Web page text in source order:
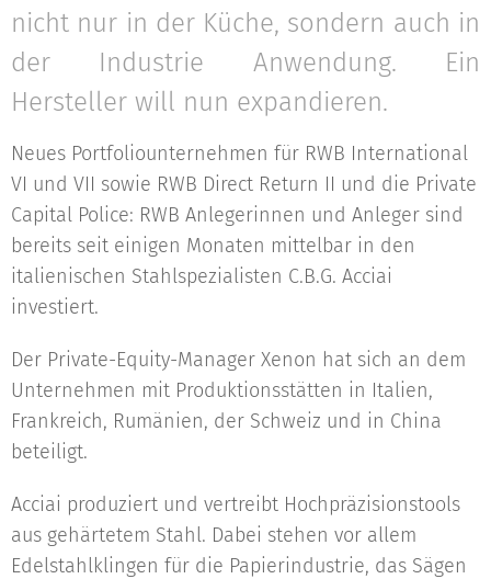
nicht nur in der Küche, sondern auch in
der Industrie Anwendung. Ein
Hersteller will nun expandieren.
Neues Portfoliounternehmen für RWB International
VI und VII sowie RWB Direct Return II und die Private
Capital Police: RWB Anlegerinnen und Anleger sind
bereits seit einigen Monaten mittelbar in den
italienischen Stahlspezialisten C.B.G. Acciai
investiert.
Der Private-Equity-Manager Xenon hat sich an dem
Unternehmen mit Produktionsstätten in Italien,
Frankreich, Rumänien, der Schweiz und in China
beteiligt.
Acciai produziert und vertreibt Hochpräzisionstools
aus gehärtetem Stahl. Dabei stehen vor allem
Edelstahlklingen für die Papierindustrie, das Sägen